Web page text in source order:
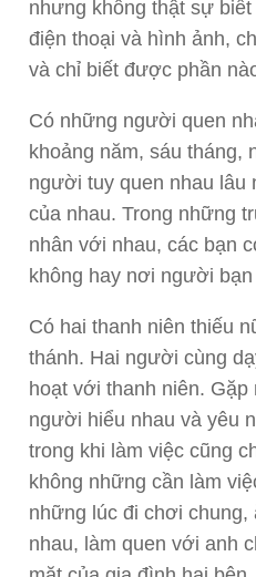
nhưng không thật sự
điện thoại và hình ảnh,
và chỉ biết được phần
Có những người quen
khoảng năm, sáu tháng,
người tuy quen nhau lâu
của nhau. Trong những
nhân với nhau, các bạn
không hay nơi người
Có hai thanh niên thiếu
thánh. Hai người cùng
hoạt với thanh niên. Gặp
người hiểu nhau và yêu
trong khi làm việc cũng
không những cần làm
những lúc đi chơi chung,
nhau, làm quen với anh